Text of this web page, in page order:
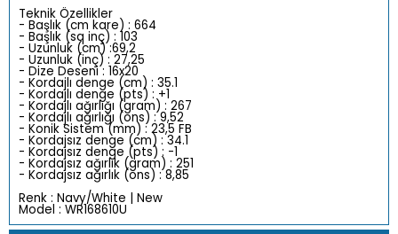
Teknik Özellikler
- Başlık (cm kare) : 664
- Başlık (sq inç) : 103
- Uzunluk (cm) :69,2
- Uzunluk (inç) : 27,25
- Dize Deseni : 16x20
- Kordajlı denge (cm) : 35.1
- Kordajlı denge (pts) : +1
- Kordajlı ağırlığı (gram) : 267
- Kordajlı ağırlığı (ons) : 9,52
- Konik Sistem (mm) : 23,5 FB
- Kordajsız denge (cm) : 34.1
- Kordajsız denge (pts) : -1
- Kordajsız ağırlık (gram) : 251
- Kordajsız ağırlık (ons) : 8,85
Renk : Navy/White | New
Model : WR168610U